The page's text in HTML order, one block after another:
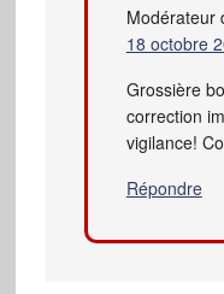
Modérateur
18 octobre
Grossière
correction
vigilance!
Répondre